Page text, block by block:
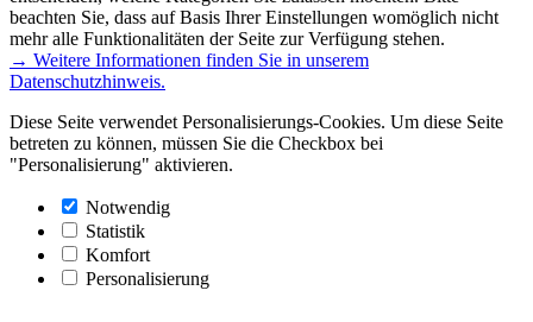
beachten Sie, dass auf Basis Ihrer Einstellungen womöglich nicht
mehr alle Funktionalitäten der Seite zur Verfügung stehen.
→ Weitere Informationen finden Sie in unserem
Datenschutzhinweis.
Diese Seite verwendet Personalisierungs-Cookies. Um diese Seite
betreten zu können, müssen Sie die Checkbox bei
"Personalisierung" aktivieren.
Notwendig
Statistik
Komfort
Personalisierung